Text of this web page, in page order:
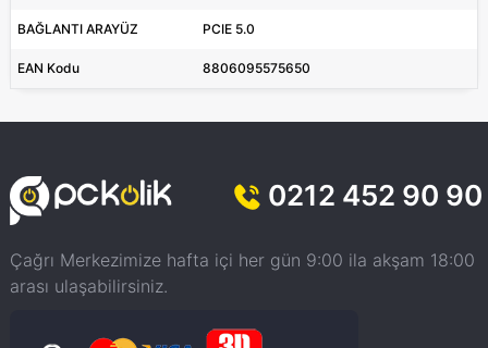
BAĞLANTI ARAYÜZ PCIE 5.0
EAN Kodu 8806095575650
0212 452 90 90
Çağrı Merkezimize hafta içi her gün 9:00 ila akşam 18:00
arası ulaşabilirsiniz.